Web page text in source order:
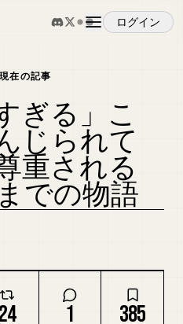
ログイン
現在の記事
ぎる」こ
じられて
重される
での物語
24 1 385